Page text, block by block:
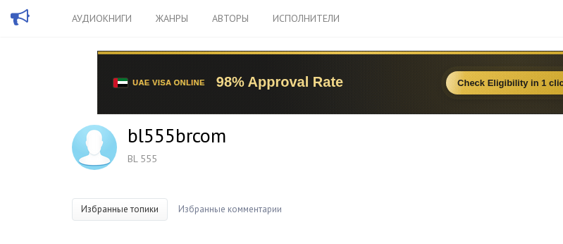
АУДИОКНИГИ ЖАНРЫ АВТОРЫ ИСПОЛНИТЕЛИ
bl555brcom
BL 555
Избранные топики Избранные комментарии